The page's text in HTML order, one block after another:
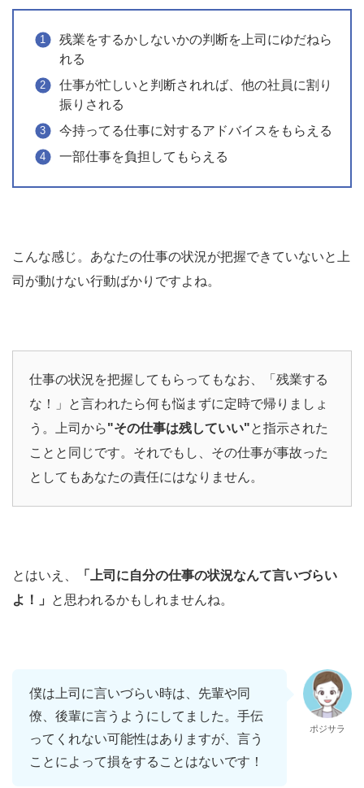
残業をするかしないかの判断を上司にゆだねら
れる
仕事が忙しいと判断されれば、他の社員に割り
振りされる
今持ってる仕事に対するアドバイスをもらえる
一部仕事を負担してもらえる
こんな感じ。あなたの仕事の状況が把握できていないと上
司が動けない行動ばかりですよね。
仕事の状況を把握してもらってもなお、「残業する
な！」と言われたら何も悩まずに定時で帰りましょ
う。上司から"その仕事は残していい"と指示された
ことと同じです。それでもし、その仕事が事故った
としてもあなたの責任にはなりません。
とはいえ、
「上司に自分の仕事の状況なんて言いづらい
よ！」
と思われるかもしれませんね。
僕は上司に言いづらい時は、先輩や同
僚、後輩に言うようにしてました。手伝
ってくれない可能性はありますが、言う
ことによって損をすることはないです！
ポジサラ